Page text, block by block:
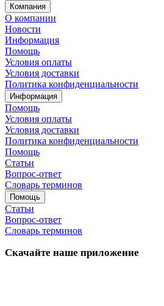
Компания
О компании
Новости
Информация
Помощь
Условия оплаты
Условия доставки
Политика конфиденциальности
Информация
Помощь
Условия оплаты
Условия доставки
Политика конфиденциальности
Помощь
Статьи
Вопрос-ответ
Словарь терминов
Помощь
Статьи
Вопрос-ответ
Словарь терминов
Скачайте наше приложение